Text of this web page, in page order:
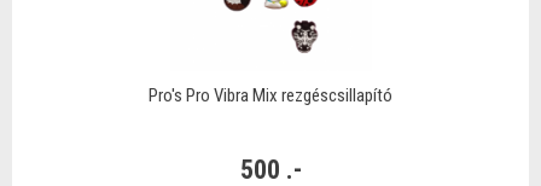
Pro's Pro Vibra Mix rezgéscsillapító
500 .-